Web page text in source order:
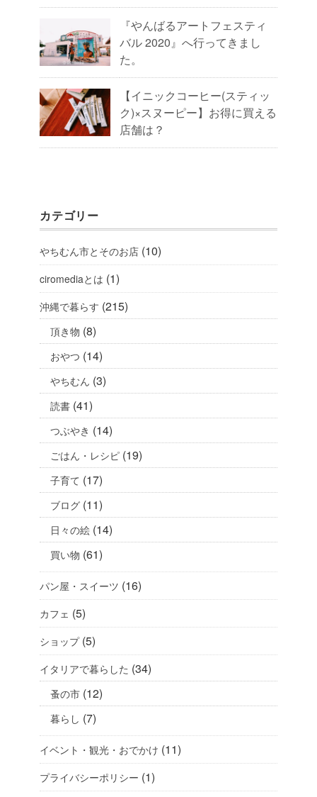
『やんばるアートフェスティ
バル 2020』へ行ってきまし
た。
【イニックコーヒー(スティッ
ク)×スヌーピー】お得に買える
店舗は？
カテゴリー
やちむん市とそのお店 (10)
ciromediaとは (1)
沖縄で暮らす (215)
頂き物 (8)
おやつ (14)
やちむん (3)
読書 (41)
つぶやき (14)
ごはん・レシピ (19)
子育て (17)
ブログ (11)
日々の絵 (14)
買い物 (61)
パン屋・スイーツ (16)
カフェ (5)
ショップ(5)
イタリアで暮らした (34)
蚤の市 (12)
暮らし (7)
イベント・観光・おでかけ (11)
プライバシーポリシー (1)